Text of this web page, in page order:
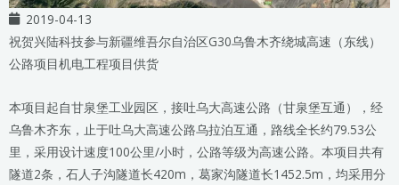
2019-04-13
祝贺兴陆科技参与新疆维吾尔自治区G30乌鲁木齐绕城高速（东线）
公路项目机电工程项目供货
本项目起自甘泉堡工业园区，接吐乌大高速公路（甘泉堡互通），经
乌鲁木齐东，止于吐乌大高速公路乌拉泊互通，路线全长约79.53公
里，采用设计速度100公里/小时，公路等级为高速公路。本项目共有
隧道2条，石人子沟隧道长420m，葛家沟隧道长1452.5m，均采用分